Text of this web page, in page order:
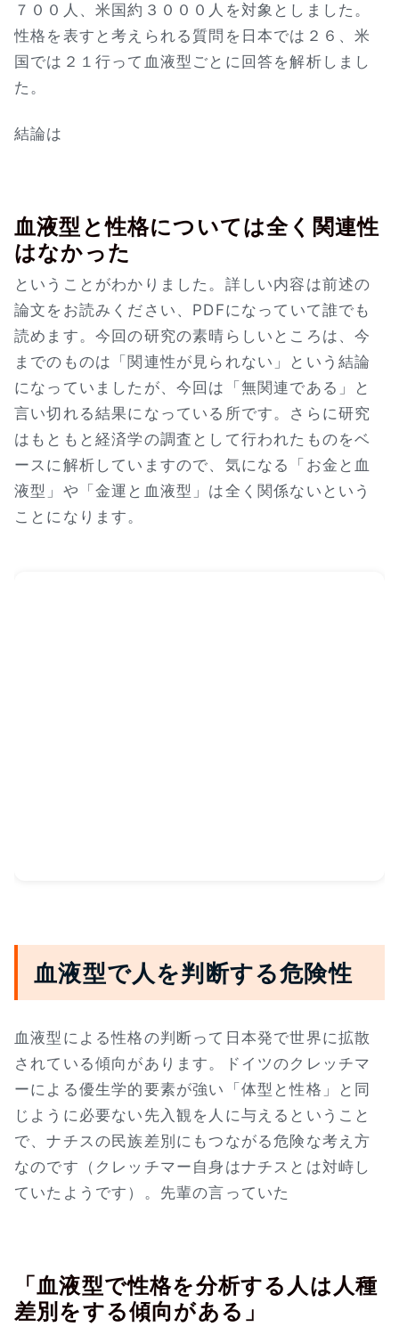
７００人、米国約３０００人を対象としました。
性格を表すと考えられる質問を日本では２６、米
国では２１行って血液型ごとに回答を解析しまし
た。
結論は
血液型と性格については全く関連性
はなかった
ということがわかりました。詳しい内容は前述の
論文をお読みください、PDFになっていて誰でも
読めます。今回の研究の素晴らしいところは、今
までのものは「関連性が見られない」という結論
になっていましたが、今回は「無関連である」と
言い切れる結果になっている所です。さらに研究
はもともと経済学の調査として行われたものをベ
ースに解析していますので、気になる「お金と血
液型」や「金運と血液型」は全く関係ないという
ことになります。
血液型で人を判断する危険性
血液型による性格の判断って日本発で世界に拡散
されている傾向があります。ドイツのクレッチマ
ーによる優生学的要素が強い「体型と性格」と同
じように必要ない先入観を人に与えるということ
で、ナチスの民族差別にもつながる危険な考え方
なのです（クレッチマー自身はナチスとは対峙し
ていたようです）。先輩の言っていた
「血液型で性格を分析する人は人種
差別をする傾向がある」